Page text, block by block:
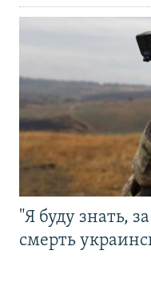
"Я буду знать,
смерть